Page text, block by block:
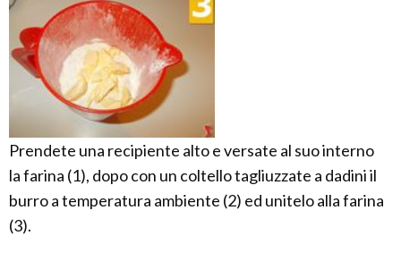
Prendete una recipiente alto e versate al suo interno
la farina (1), dopo con un coltello tagliuzzate a dadini il
burro a temperatura ambiente (2) ed unitelo alla farina
(3).